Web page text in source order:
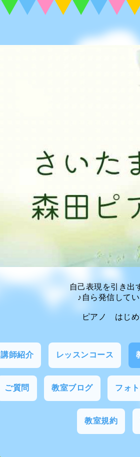
自己表現を引き出
♪自ら発信して
ピアノ はじめ
講師紹介 レッスンコース
ご質問 教室ブログ フォト
教室規約